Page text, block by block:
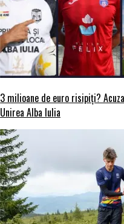
3 milioane de euro risipiți?
Unirea Alba Iulia